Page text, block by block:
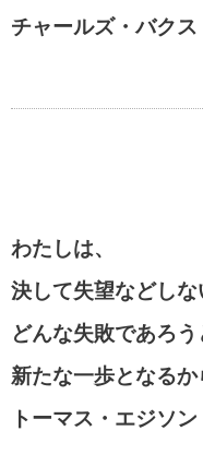
チャールズ・バクス
わたしは、
決して失望などしな
どんな失敗であろう
新たな一歩となるか
トーマス・エジソン